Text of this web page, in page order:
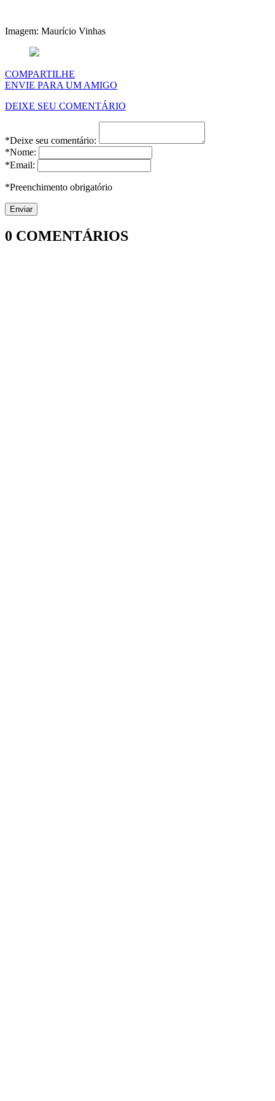
Imagem: Maurício Vinhas
COMPARTILHE
ENVIE PARA UM AMIGO
DEIXE SEU COMENTÁRIO
*Deixe seu comentário:
*Nome:
*Email:
*Preenchimento obrigatório
0 COMENTÁRIOS